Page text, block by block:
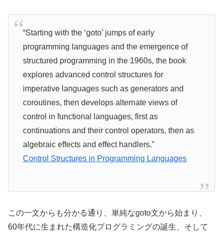
“Starting with the ‘goto’ jumps of early
programming languages and the emergence of
structured programming in the 1960s, the book
explores advanced control structures for
imperative languages such as generators and
coroutines, then develops alternate views of
control in functional languages, first as
continuations and their control operators, then as
algebraic effects and effect handlers.”
Control Structures in Programming Languages
この一文からも分かる通り、単純なgoto文から始まり、
60年代に生まれた構造化プログラミングの誕生、そして